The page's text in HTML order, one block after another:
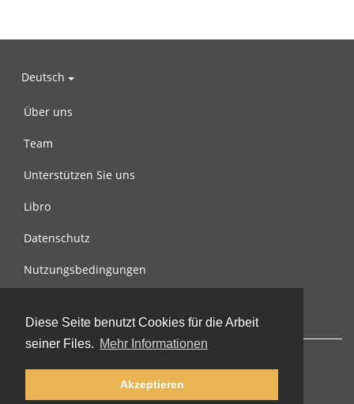
Diese Seite benutzt Cookies für die Arbeit
seiner Files. Mehr Informationen
Akzeptieren
Deutsch
Über uns
Team
Unterstützen Sie uns
Libro
Datenschutz
Nutzungsbedingungen